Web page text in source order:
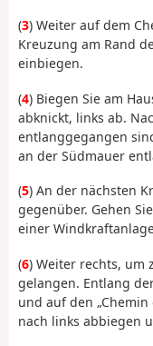
(3) Weiter auf dem
Kreuzung am Rand
einbiegen.
(4) Biegen Sie am
abknickt, links ab.
entlanggegangen
an der Südmauer
(5) An der nächsten
gegenüber. Gehen
einer
(6) Weiter rechts, um
gelangen. Entlang
und auf den „Chemin
nach links abbiegen